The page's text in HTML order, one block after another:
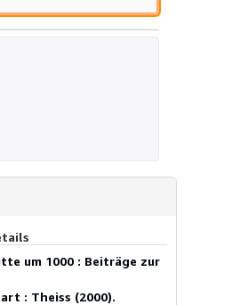
um 1000 : Beiträge zur
: Theiss (2000).